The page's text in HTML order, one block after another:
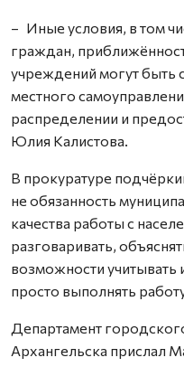
– Иные условия, в том
граждан,
учреждений могут быть
местного
распределении и
Юлия Калистова.
В прокуратуре
не обязанность
качества работы с
разговаривать,
возможности учитывать
просто выполнять
Департамент
Архангельска прислал